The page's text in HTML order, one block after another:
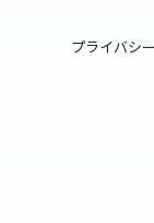
プライバシ